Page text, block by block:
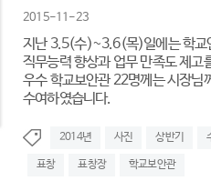
2015-11-23
지난 3.5(수)~3.6(목)일에는 학교
직무능력 향상과 업무 만족도 제고
우수 학교보안관 22명께는 시장님
수여하였습니다.
2014년 사진 상반기
표창 표창장 학교보안관